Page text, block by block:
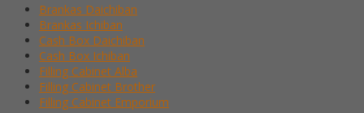
Brankas Daichiban
Brankas Ichiban
Cash Box Daichiban
Cash Box Ichiban
Filling Cabinet Alba
Filling Cabinet Brother
Filling Cabinet Emporium